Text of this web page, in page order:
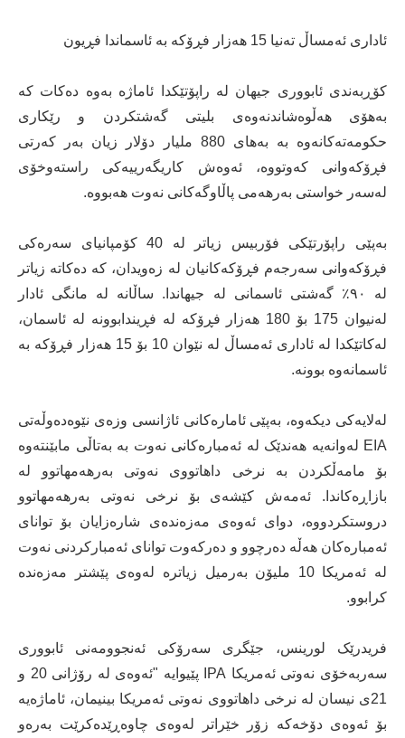
ئاداری ئەمساڵ تەنیا 15 هەزار فڕۆكە بە ئاسماندا فڕیون
کۆڕبەندی ئابووری جیهان لە راپۆتێکدا ئاماژە بەوە دەکات کە
بەهۆی هەڵوەشاندنەوەی بلیتی گەشتکردن و رێکاری
حکومەتەکانەوە بە بەهای 880 ملیار دۆلار زیان بەر کەرتی
فڕۆکەوانی کەوتووە، ئەوەش کاریگەرییەکی راستەوخۆی
لەسەر خواستی بەرهەمی پاڵاوگەکانی نەوت هەبووە.
بەپێی راپۆرتێکی فۆربیس زیاتر لە 40 کۆمپانیای سەرەکی
فڕۆکەوانی سەرجەم فڕۆکەکانیان لە زەویدان، کە دەکاتە زیاتر
لە ٩٠٪ گەشتی ئاسمانی لە جیهاندا. ساڵانە لە مانگی ئادار
لەنیوان 175 بۆ 180 هەزار فڕۆکە لە فڕیندابوونە لە ئاسمان،
لەکاتێکدا لە ئاداری ئەمساڵ لە نێوان 10 بۆ 15 هەزار فڕۆکە بە
ئاسمانەوە بوونە.
لەلایەکی دیکەوە، بەپێی ئامارەكانی ئاژانسی وزەی نێوەدەوڵەتی
EIA لەوانەیە هەندێک لە ئەمبارەکانی نەوت بە بەتاڵی مابێنتەوە
بۆ مامەڵکردن بە نرخی داهاتووی نەوتی بەرهەمهاتوو لە
بازاڕەکاندا. ئەمەش کێشەی بۆ نرخی نەوتی بەرهەمهاتوو
دروستکردووە، دوای ئەوەی مەزەندەی شارەزایان بۆ توانای
ئەمبارەکان هەڵە دەرچوو و دەرکەوت توانای ئەمبارکردنی نەوت
لە ئەمریکا 10 ملیۆن بەرمیل زیاترە لەوەی پێشتر مەزەندە
کرابوو.
فریدرێک لورینس، جێگری سەرۆکی ئەنجوومەنی ئابووری
سەربەخۆی نەوتی ئەمریکا IPA پێیوایە "ئەوەی لە رۆژانی 20 و
21ی نیسان لە نرخی داهاتووی نەوتی ئەمریکا بینیمان، ئاماژەیە
بۆ ئەوەی دۆخەکە زۆر خێراتر لەوەی چاوەڕێدەکرێت بەرەو